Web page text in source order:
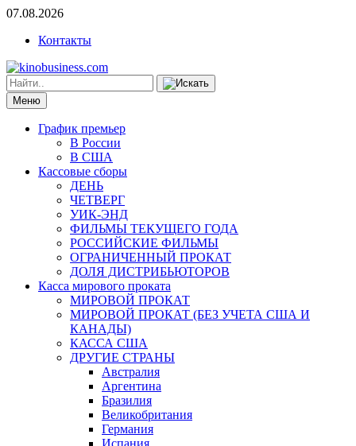
07.08.2026
Контакты
Меню
График премьер
В России
В США
Кассовые сборы
ДЕНЬ
ЧЕТВЕРГ
УИК-ЭНД
ФИЛЬМЫ ТЕКУЩЕГО ГОДА
РОССИЙСКИЕ ФИЛЬМЫ
ОГРАНИЧЕННЫЙ ПРОКАТ
ДОЛЯ ДИСТРИБЬЮТОРОВ
Касса мирового проката
МИРОВОЙ ПРОКАТ
МИРОВОЙ ПРОКАТ (БЕЗ УЧЕТА США И
КАНАДЫ)
КАССА США
ДРУГИЕ СТРАНЫ
Австралия
Аргентина
Бразилия
Великобритания
Германия
Испания